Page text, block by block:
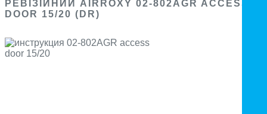
РЕВІЗІЙНИЙ AIRROXY 02-802AGR ACCESS
DOOR 15/20 (DR)